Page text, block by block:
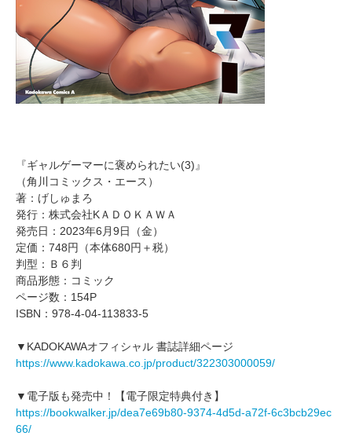
『ギャルゲーマーに褒められたい(3)』
（角川コミックス・エース）
著：げしゅまろ
発行：株式会社KＡＤＯＫＡＷＡ
発売日：2023年6月9日（金）
定価：748円（本体680円＋税）
判型：Ｂ６判
商品形態：コミック
ページ数：154P
ISBN：978-4-04-113833-5
▼KADOKAWAオフィシャル 書誌詳細ページ
https://www.kadokawa.co.jp/product/322303000059/
▼電子版も発売中！【電子限定特典付き】
https://bookwalker.jp/dea7e69b80-9374-4d5d-a72f-6c3bcb29ec
66/